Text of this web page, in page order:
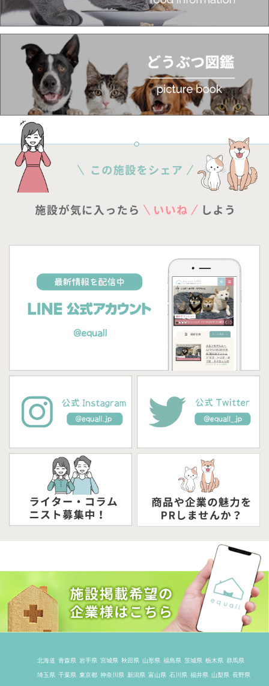
北海道 青森県 岩手県 宮城県 秋田県 山形県 福島県 茨城県 栃木県 群馬県
埼玉県 千葉県 東京都 神奈川県 新潟県 富山県 石川県 福井県 山梨県 長野県